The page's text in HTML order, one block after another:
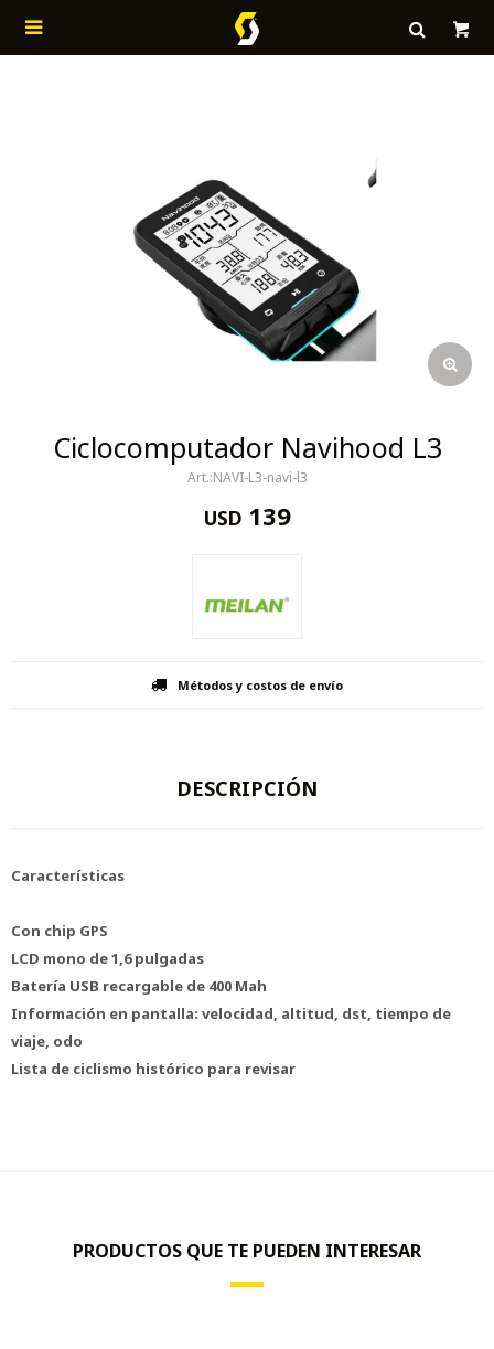

Ciclocomputador Navihood L3
NAVI-L3-navi-l3
USD 139
Métodos y costos de envío
DESCRIPCIÓN
Características
Con chip GPS
LCD mono de 1,6 pulgadas
Batería USB recargable de 400 Mah
Información en pantalla: velocidad, altitud, dst, tiempo de
viaje, odo
Lista de ciclismo histórico para revisar
PRODUCTOS QUE TE PUEDEN INTERESAR